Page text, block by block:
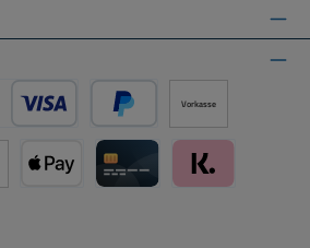
Kredit- oder Debitkarte über PayPal
Später Bezahlen über PayPal
Vorkasse